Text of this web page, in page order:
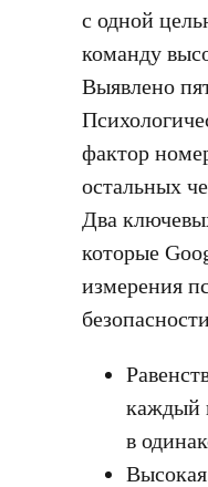
с одной
команду
Выявлено
фактор
остальных
Два
которые
измерения
каждый
в